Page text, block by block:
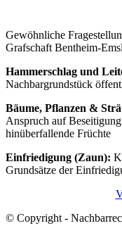
Gewöhnliche
Grafschaft Bentheim-
Hammerschlag und
Nachbargrundstück
Bäume, Pflanzen &
Anspruch auf
hinüberfallende Früchte
Einfriedigung (Zaun):
Grundsätze der
© Copyright -